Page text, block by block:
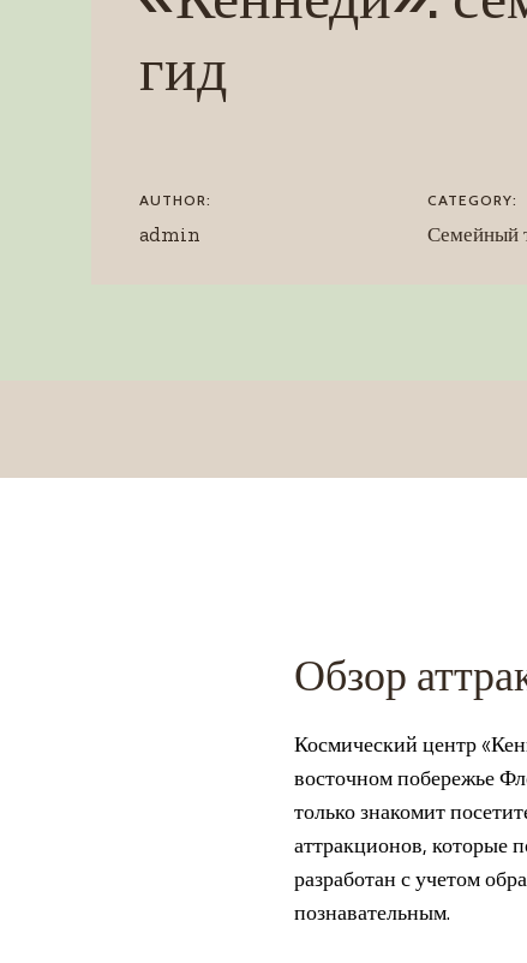
гид
AUTHOR:
admin
CATEGORY:
Семейный
Обзор
Космический центр
восточном побережье
только знакомит
аттракционов, которые
разработан с учетом
познавательным.